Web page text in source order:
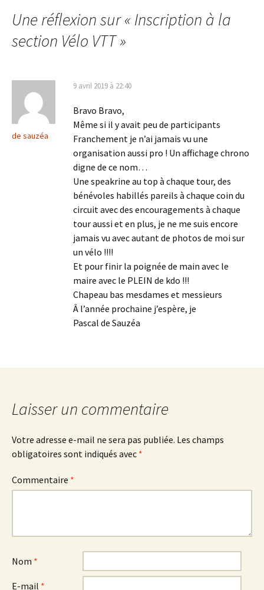
des
articles
Une réflexion sur « Inscription à la
section Vélo VTT»
de sauzéa
9 avril 2019 à 22:40
Bravo Bravo,
Même si il y avait peu de participants
Franchement je n’ai jamais vu une
organisation aussi pro ! Un affichage chrono
digne de ce nom…
Une speakrine au top à chaque tour, des
bénévoles habillés pareils à chaque coin du
circuit avec des encouragements à chaque
tour aussi et en plus, je ne me suis encore
jamais vu avec autant de photos de moi sur
un vélo !!!!
Et pour finir la poignée de main avec le
maire avec le PLEIN de kdo !!!
Chapeau bas mesdames et messieurs
Â l’année prochaine j’espère, je
Pascal de Sauzéa
Laisser un commentaire
Votre adresse e-mail ne sera pas publiée. Les champs
obligatoires sont indiqués avec *
Commentaire *
Nom *
E-mail *